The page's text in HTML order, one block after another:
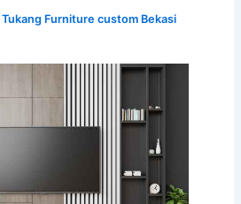
Tukang Furniture custom Bekasi